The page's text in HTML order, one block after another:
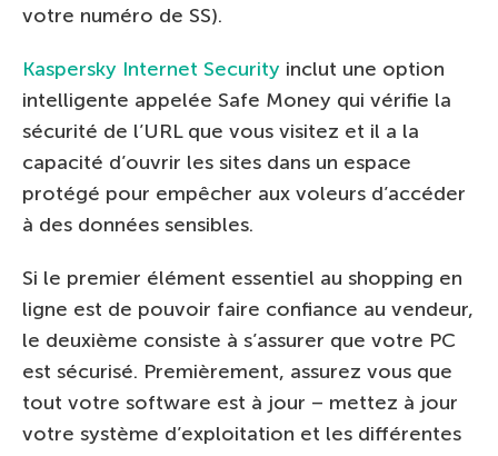
votre numéro de SS).
Kaspersky Internet Security inclut une option
intelligente appelée Safe Money qui vérifie la
sécurité de l’URL que vous visitez et il a la
capacité d’ouvrir les sites dans un espace
protégé pour empêcher aux voleurs d’accéder
à des données sensibles.
Si le premier élément essentiel au shopping en
ligne est de pouvoir faire confiance au vendeur,
le deuxième consiste à s’assurer que votre PC
est sécurisé. Premièrement, assurez vous que
tout votre software est à jour – mettez à jour
votre système d’exploitation et les différentes